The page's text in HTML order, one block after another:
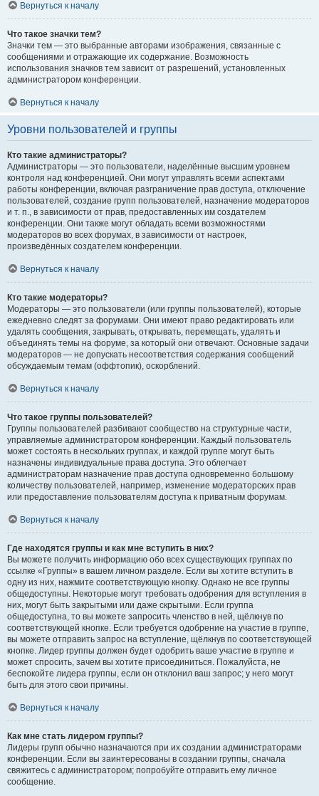
Вернуться к началу
Что такое значки тем?
Значки тем — это выбранные авторами изображения, связанные с
сообщениями и отражающие их содержание. Возможность
использования значков тем зависит от разрешений, установленных
администратором конференции.
Вернуться к началу
Уровни пользователей и группы
Кто такие администраторы?
Администраторы — это пользователи, наделённые высшим уровнем
контроля над конференцией. Они могут управлять всеми аспектами
работы конференции, включая разграничение прав доступа, отключение
пользователей, создание групп пользователей, назначение модераторов
и т. п., в зависимости от прав, предоставленных им создателем
конференции. Они также могут обладать всеми возможностями
модераторов во всех форумах, в зависимости от настроек,
произведённых создателем конференции.
Вернуться к началу
Кто такие модераторы?
Модераторы — это пользователи (или группы пользователей), которые
ежедневно следят за форумами. Они имеют право редактировать или
удалять сообщения, закрывать, открывать, перемещать, удалять и
объединять темы на форуме, за который они отвечают. Основные задачи
модераторов — не допускать несоответствия содержания сообщений
обсуждаемым темам (оффтопик), оскорблений.
Вернуться к началу
Что такое группы пользователей?
Группы пользователей разбивают сообщество на структурные части,
управляемые администратором конференции. Каждый пользователь
может состоять в нескольких группах, и каждой группе могут быть
назначены индивидуальные права доступа. Это облегчает
администраторам назначение прав доступа одновременно большому
количеству пользователей, например, изменение модераторских прав
или предоставление пользователям доступа к приватным форумам.
Вернуться к началу
Где находятся группы и как мне вступить в них?
Вы можете получить информацию обо всех существующих группах по
ссылке «Группы» в вашем личном разделе. Если вы хотите вступить в
одну из них, нажмите соответствующую кнопку. Однако не все группы
общедоступны. Некоторые могут требовать одобрения для вступления в
них, могут быть закрытыми или даже скрытыми. Если группа
общедоступна, то вы можете запросить членство в ней, щёлкнув по
соответствующей кнопке. Если требуется одобрение на участие в группе,
вы можете отправить запрос на вступление, щёлкнув по соответствующей
кнопке. Лидер группы должен будет одобрить ваше участие в группе и
может спросить, зачем вы хотите присоединиться. Пожалуйста, не
беспокойте лидера группы, если он отклонил ваш запрос; у него могут
быть для этого свои причины.
Вернуться к началу
Как мне стать лидером группы?
Лидеры групп обычно назначаются при их создании администраторами
конференции. Если вы заинтересованы в создании группы, сначала
свяжитесь с администратором; попробуйте отправить ему личное
сообщение.